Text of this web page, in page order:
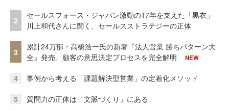
2
セールスフォース・ジャパン激動の17年を支えた「黒衣」
川上和代さんに聞く、セールスストラテジーの正体
3
累計24万部・高橋浩一氏の新著『法人営業 勝ちパターン大
全』発売、顧客の意思決定プロセスを完全解明
NEW
4 事例から考える「課題解決型営業」の定着化メソッド
5 質問力の正体は「文脈づくり」にある